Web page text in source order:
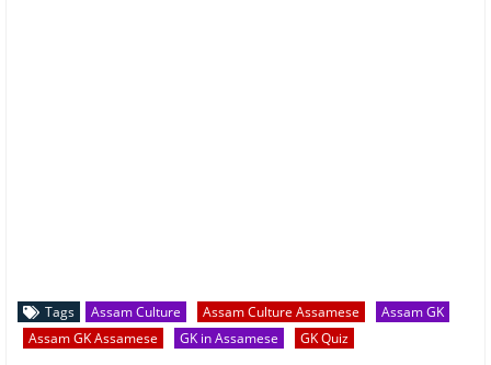
Tags Assam Culture Assam Culture Assamese
Assam GK
Assam GK Assamese
GK in Assamese GK Quiz